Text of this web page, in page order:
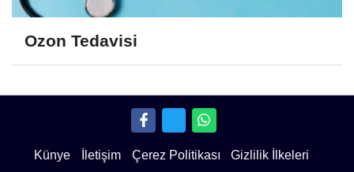
Ozon Tedavisi
Künye İletişim Çerez Politikası Gizlilik İlkeleri